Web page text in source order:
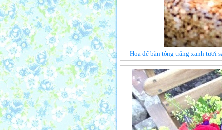
Hoa để bàn tông trắng xanh tươi